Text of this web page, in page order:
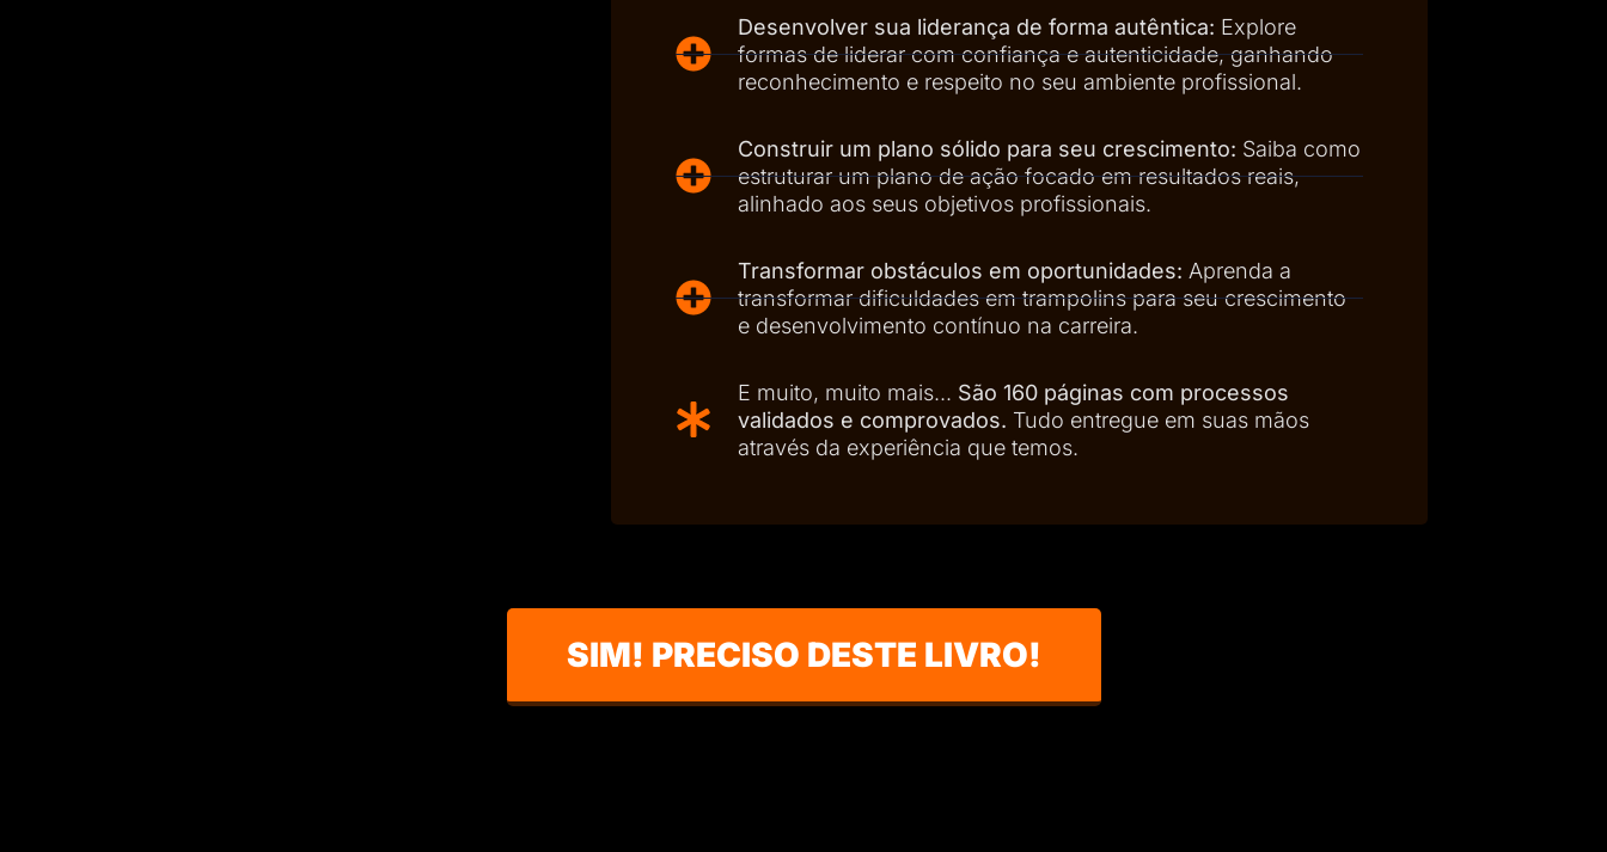
Desenvolver sua liderança de forma autêntica: Explore
formas de liderar com confiança e autenticidade, ganhando
reconhecimento e respeito no seu ambiente profissional.
Construir um plano sólido para seu crescimento: Saiba como
estruturar um plano de ação focado em resultados reais,
alinhado aos seus objetivos profissionais.
Transformar obstáculos em oportunidades: Aprenda a
transformar dificuldades em trampolins para seu crescimento
e desenvolvimento contínuo na carreira.
E muito, muito mais... São 160 páginas com processos
validados e comprovados. Tudo entregue em suas mãos
através da experiência que temos.
SIM! PRECISO DESTE LIVRO!